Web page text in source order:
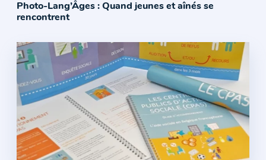
Photo-Lang’Âges : Quand jeunes et aînés se
rencontrent